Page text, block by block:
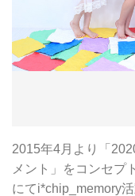
2015年4月より「
メント」をコンセプ
にてi*chip_memory活